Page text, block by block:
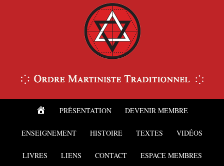
ACCUEIL
PRÉSENTATION DEVENIR MEMBRE
ENSEIGNEMENT HISTOIRE TEXTES VIDÉOS
LIVRES LIENS CONTACT ESPACE MEMBRES